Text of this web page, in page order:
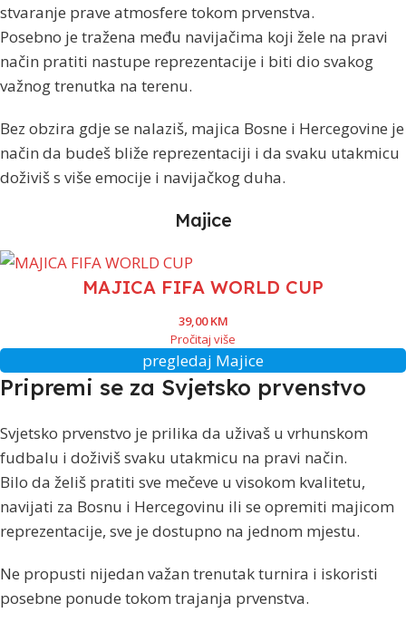
stvaranje prave atmosfere tokom prvenstva.
Posebno je tražena među navijačima koji žele na pravi
način pratiti nastupe reprezentacije i biti dio svakog
važnog trenutka na terenu.
Bez obzira gdje se nalaziš, majica Bosne i Hercegovine je
način da budeš bliže reprezentaciji i da svaku utakmicu
doživiš s više emocije i navijačkog duha.
Majice
MAJICA FIFA WORLD CUP
39,00KM
Pročitaj više
pregledaj Majice
Pripremi se za Svjetsko prvenstvo
Svjetsko prvenstvo je prilika da uživaš u vrhunskom
fudbalu i doživiš svaku utakmicu na pravi način.
Bilo da želiš pratiti sve mečeve u visokom kvalitetu,
navijati za Bosnu i Hercegovinu ili se opremiti majicom
reprezentacije, sve je dostupno na jednom mjestu.
Ne propusti nijedan važan trenutak turnira i iskoristi
posebne ponude tokom trajanja prvenstva.